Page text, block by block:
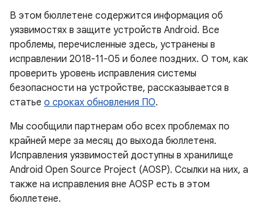
В этом бюллетене содержится информация об
уязвимостях в защите устройств Android. Все
проблемы, перечисленные здесь, устранены в
исправлении 2018-11-05 и более поздних. О том, как
проверить уровень исправления системы
безопасности на устройстве, рассказывается в
статье о сроках обновления ПО.
Мы сообщили партнерам обо всех проблемах по
крайней мере за месяц до выхода бюллетеня.
Исправления уязвимостей доступны в хранилище
Android Open Source Project (AOSP). Ссылки на них, а
также на исправления вне AOSP есть в этом
бюллетене.